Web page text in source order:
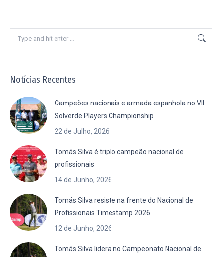
Search:
Notícias Recentes
Campeões nacionais e armada espanhola no VII
Solverde Players Championship
22 de Julho, 2026
Tomás Silva é triplo campeão nacional de
profissionais
14 de Junho, 2026
Tomás Silva resiste na frente do Nacional de
Profissionais Timestamp 2026
12 de Junho, 2026
Tomás Silva lidera no Campeonato Nacional de